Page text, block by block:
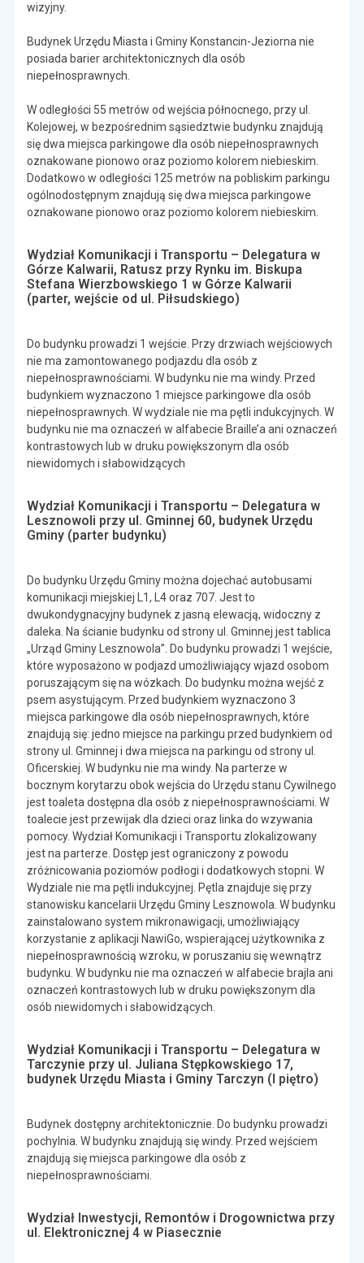
wizyjny.
Budynek Urzędu Miasta i Gminy Konstancin-Jeziorna nie
posiada barier architektonicznych dla osób
niepełnosprawnych.
W odległości 55 metrów od wejścia północnego, przy ul.
Kolejowej, w bezpośrednim sąsiedztwie budynku znajdują
się dwa miejsca parkingowe dla osób niepełnosprawnych
oznakowane pionowo oraz poziomo kolorem niebieskim.
Dodatkowo w odległości 125 metrów na pobliskim parkingu
ogólnodostępnym znajdują się dwa miejsca parkingowe
oznakowane pionowo oraz poziomo kolorem niebieskim.
Wydział Komunikacji i Transportu – Delegatura w
Górze Kalwarii, Ratusz przy Rynku im. Biskupa
Stefana Wierzbowskiego 1 w Górze Kalwarii
(parter, wejście od ul. Piłsudskiego)
Do budynku prowadzi 1 wejście. Przy drzwiach wejściowych
nie ma zamontowanego podjazdu dla osób z
niepełnosprawnościami. W budynku nie ma windy. Przed
budynkiem wyznaczono 1 miejsce parkingowe dla osób
niepełnosprawnych. W wydziale nie ma pętli indukcyjnych. W
budynku nie ma oznaczeń w alfabecie Braille’a ani oznaczeń
kontrastowych lub w druku powiększonym dla osób
niewidomych i słabowidzących
Wydział Komunikacji i Transportu – Delegatura w
Lesznowoli przy ul. Gminnej 60, budynek Urzędu
Gminy (parter budynku)
Do budynku Urzędu Gminy można dojechać autobusami
komunikacji miejskiej L1, L4 oraz 707. Jest to
dwukondygnacyjny budynek z jasną elewacją, widoczny z
daleka. Na ścianie budynku od strony ul. Gminnej jest tablica
„Urząd Gminy Lesznowola”. Do budynku prowadzi 1 wejście,
które wyposażono w podjazd umożliwiający wjazd osobom
poruszającym się na wózkach. Do budynku można wejść z
psem asystującym. Przed budynkiem wyznaczono 3
miejsca parkingowe dla osób niepełnosprawnych, które
znajdują się: jedno miejsce na parkingu przed budynkiem od
strony ul. Gminnej i dwa miejsca na parkingu od strony ul.
Oficerskiej. W budynku nie ma windy. Na parterze w
bocznym korytarzu obok wejścia do Urzędu stanu Cywilnego
jest toaleta dostępna dla osób z niepełnosprawnościami. W
toalecie jest przewijak dla dzieci oraz linka do wzywania
pomocy. Wydział Komunikacji i Transportu zlokalizowany
jest na parterze. Dostęp jest ograniczony z powodu
zróżnicowania poziomów podłogi i dodatkowych stopni. W
Wydziale nie ma pętli indukcyjnej. Pętla znajduje się przy
stanowisku kancelarii Urzędu Gminy Lesznowola. W budynku
zainstalowano system mikronawigacji, umożliwiający
korzystanie z aplikacji NawiGo, wspierającej użytkownika z
niepełnosprawnością wzroku, w poruszaniu się wewnątrz
budynku. W budynku nie ma oznaczeń w alfabecie brajla ani
oznaczeń kontrastowych lub w druku powiększonym dla
osób niewidomych i słabowidzących.
Wydział Komunikacji i Transportu – Delegatura w
Tarczynie przy ul. Juliana Stępkowskiego 17,
budynek Urzędu Miasta i Gminy Tarczyn (I piętro)
Budynek dostępny architektonicznie. Do budynku prowadzi
pochylnia. W budynku znajdują się windy. Przed wejściem
znajdują się miejsca parkingowe dla osób z
niepełnosprawnościami.
Wydział Inwestycji, Remontów i Drogownictwa przy
ul. Elektronicznej 4 w Piasecznie